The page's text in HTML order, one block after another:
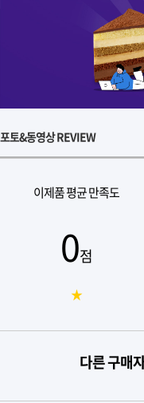
포토&동영상 REVIEW
이제품 평균 만족도
0점
★
다른 구매